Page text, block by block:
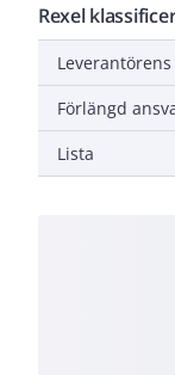
Rexel
Förlängd
Lista